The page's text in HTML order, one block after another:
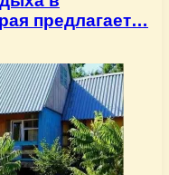
предлагает…